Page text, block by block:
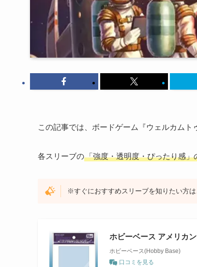
この記事では、ボードゲーム『ウェルカムト
各スリーブの「強度・透明度・ぴったり感」
※すぐにおすすめスリーブを知りたい方
ホビーベース アメリカ
ホビーベース(Hobby Base)
口コミを見る